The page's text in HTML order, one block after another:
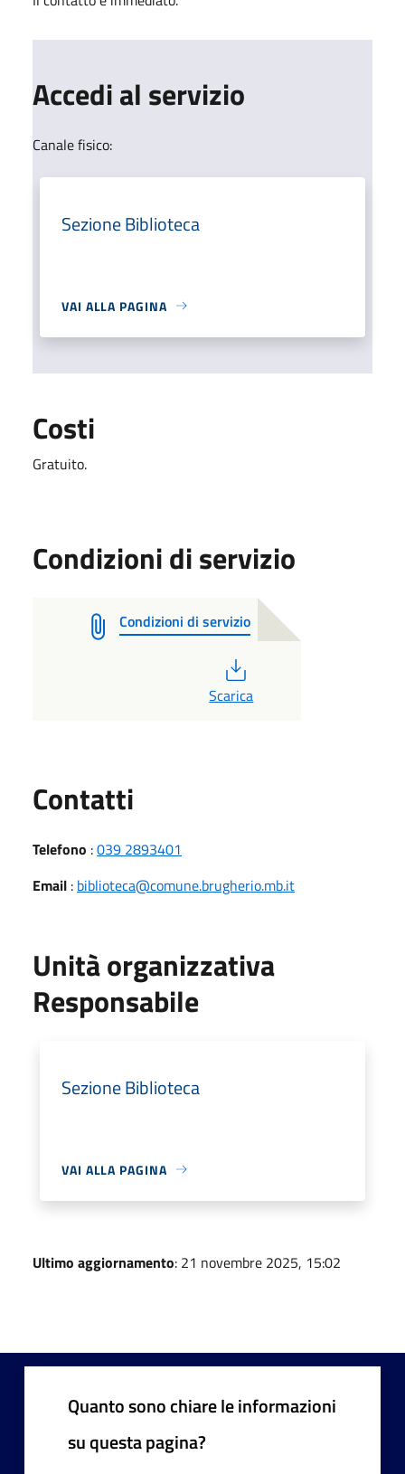
Accedi al servizio
Canale fisico:
Sezione Biblioteca
VAI ALLA PAGINA
Costi
Gratuito.
Condizioni di servizio
Condizioni di servizio
Scarica
Contatti
Telefono :039 2893401
Email : biblioteca@comune.brugherio.mb.it
Unità organizzativa
Responsabile
Sezione Biblioteca
VAI ALLA PAGINA
Ultimo aggiornamento: 21 novembre 2025, 15:02
Quanto sono chiare le informazioni
su questa pagina?